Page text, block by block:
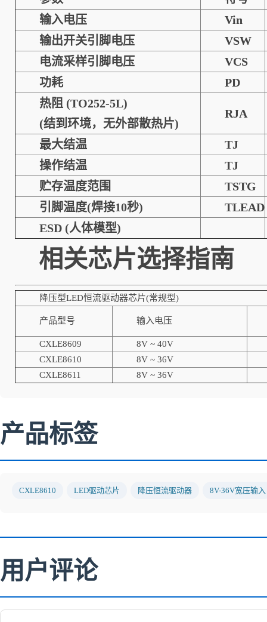
输入电压
Vin
输出开关引脚电压
VSW
电流采样引脚电压
VCS
功耗
PD
热阻 (TO252-5L)
(结到环境，无外部散热片)
RJA
最大结温
TJ
操作结温
TJ
贮存温度范围
TSTG
引脚温度(焊接10秒)
TLEAD
ESD (人体模型)
相关芯片选择指南
降压型LED恒流驱动器芯片(常规型)
产品型号 输入电压
CXLE8609
8V ~ 40V
CXLE8610
8V ~ 36V
CXLE8611
8V ~ 36V
产品标签
CXLE8610 LED驱动芯片 降压恒流驱动器 8V-36V宽压输入
用户评论